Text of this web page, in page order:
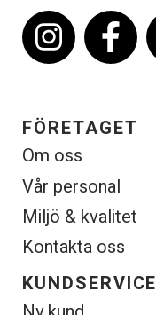
FÖRETAGET
Om oss
Vår personal
Miljö & kvalitet
Kontakta oss
KUNDSERVICE